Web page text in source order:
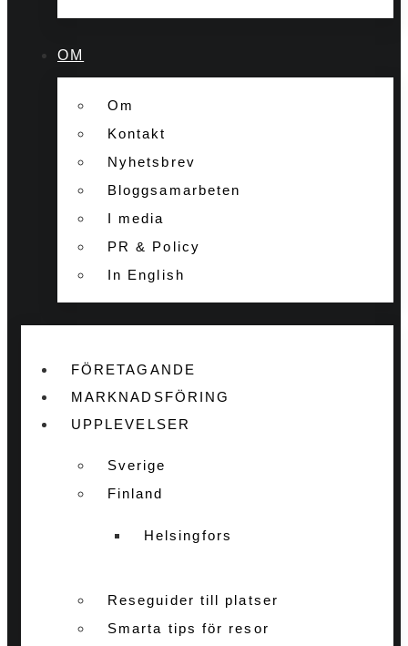
OM
Om
Kontakt
Nyhetsbrev
Bloggsamarbeten
I media
PR & Policy
In English
FÖRETAGANDE
MARKNADSFÖRING
UPPLEVELSER
Sverige
Finland
Helsingfors
Reseguider till platser
Smarta tips för resor